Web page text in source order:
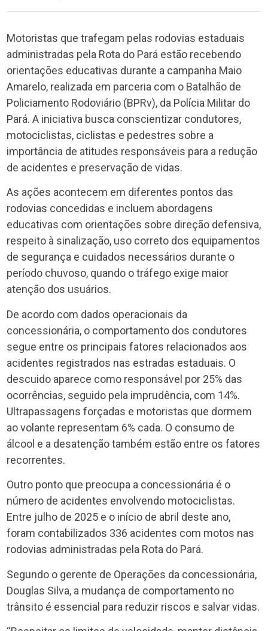
Motoristas que trafegam pelas rodovias estaduais
administradas pela Rota do Pará estão recebendo
orientações educativas durante a campanha Maio
Amarelo, realizada em parceria com o Batalhão de
Policiamento Rodoviário (BPRv), da Polícia Militar do
Pará. A iniciativa busca conscientizar condutores,
motociclistas, ciclistas e pedestres sobre a
importância de atitudes responsáveis para a redução
de acidentes e preservação de vidas.
As ações acontecem em diferentes pontos das
rodovias concedidas e incluem abordagens
educativas com orientações sobre direção defensiva,
respeito à sinalização, uso correto dos equipamentos
de segurança e cuidados necessários durante o
período chuvoso, quando o tráfego exige maior
atenção dos usuários.
De acordo com dados operacionais da
concessionária, o comportamento dos condutores
segue entre os principais fatores relacionados aos
acidentes registrados nas estradas estaduais. O
descuido aparece como responsável por 25% das
ocorrências, seguido pela imprudência, com 14%.
Ultrapassagens forçadas e motoristas que dormem
ao volante representam 6% cada. O consumo de
álcool e a desatenção também estão entre os fatores
recorrentes.
Outro ponto que preocupa a concessionária é o
número de acidentes envolvendo motociclistas.
Entre julho de 2025 e o início de abril deste ano,
foram contabilizados 336 acidentes com motos nas
rodovias administradas pela Rota do Pará.
Segundo o gerente de Operações da concessionária,
Douglas Silva, a mudança de comportamento no
trânsito é essencial para reduzir riscos e salvar vidas.